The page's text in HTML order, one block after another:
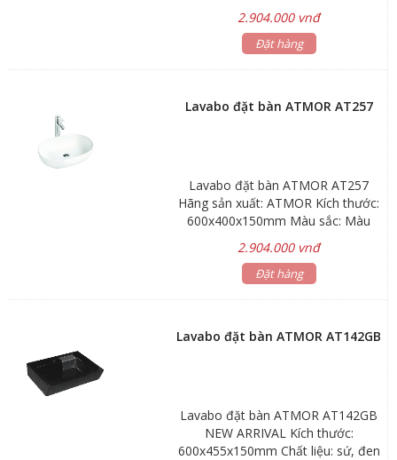
hành: Men sứ 3 năm, phụ kiện 1
năm Hãng sản xuất: ATMOR
2.904.000 vnđ
Đặt hàng
Lavabo đặt bàn ATMOR AT257
Lavabo đặt bàn ATMOR AT257
Hãng sản xuất: ATMOR Kích thước:
600x400x150mm Màu sắc: Màu
vòi nước và bộ xả Bảo hành: Men
sứ 3 năm, phụ kiện 1 năm Hãng sản
2.904.000 vnđ
Đặt hàng
Lavabo đặt bàn ATMOR AT142GB
Lavabo đặt bàn ATMOR AT142GB
NEW ARRIVAL Kích thước:
600x455x150mm Chất liệu: sứ, đen